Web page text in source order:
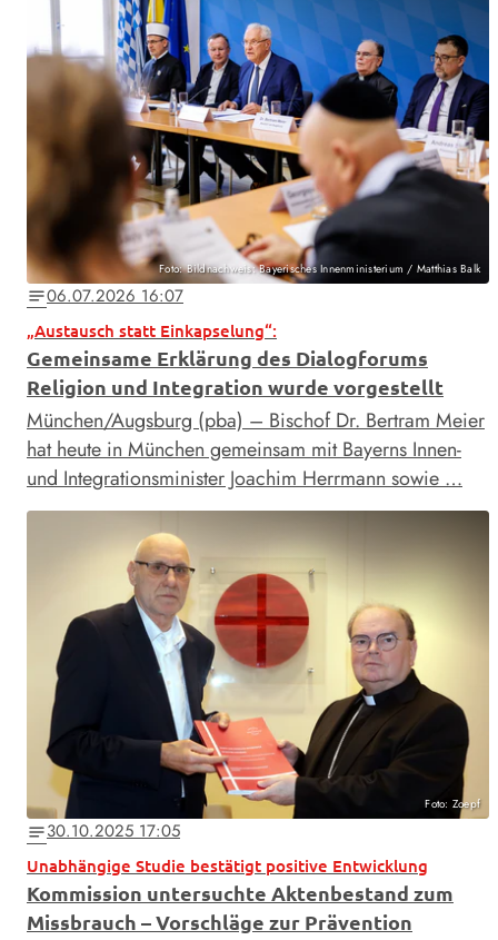
Foto: Bildnachweis: Bayerisches Innenministerium / Matthias Balk
notes06.07.2026 16:07
„Austausch statt Einkapselung“:
Gemeinsame Erklärung des Dialogforums
Religion und Integration wurde vorgestellt
München/Augsburg (pba) – Bischof Dr. Bertram Meier
hat heute in München gemeinsam mit Bayerns Innen-
und Integrationsminister Joachim Herrmann sowie …
Foto: Zoepf
notes30.10.2025 17:05
Unabhängige Studie bestätigt positive Entwicklung
Kommission untersuchte Aktenbestand zum
Missbrauch – Vorschläge zur Prävention